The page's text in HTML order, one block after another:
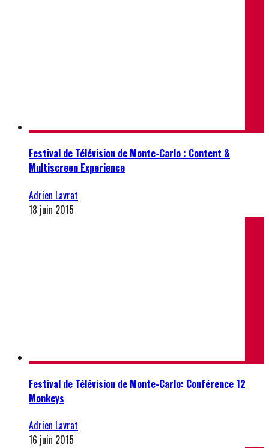
Festival de Télévision de Monte-Carlo : Content &
Multiscreen Experience
Adrien Lavrat
18 juin 2015
Festival de Télévision de Monte-Carlo: Conférence 12
Monkeys
Adrien Lavrat
16 juin 2015